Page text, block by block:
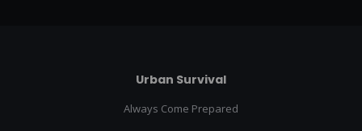
Urban Survival
Always Come Prepared